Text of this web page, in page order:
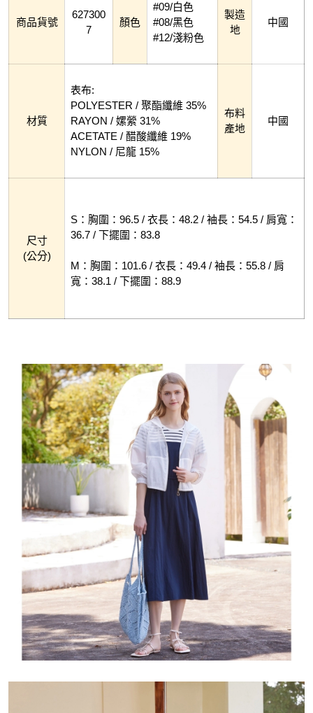
商品貨號
627300
7
顏色
#09/白色
#08/黑色
#12/淺粉色
製造
地
中國
材質
表布:
POLYESTER / 聚酯纖維 35%
RAYON / 嫘縈 31%
ACETATE / 醋酸纖維 19%
NYLON / 尼龍 15%
布料
產地
中國
尺寸
(公分)
S：胸圍：96.5 / 衣長：48.2 / 袖長：54.5 / 肩寬：
36.7 / 下擺圍：83.8
M：胸圍：101.6 / 衣長：49.4 / 袖長：55.8 / 肩
寬：38.1 / 下擺圍：88.9